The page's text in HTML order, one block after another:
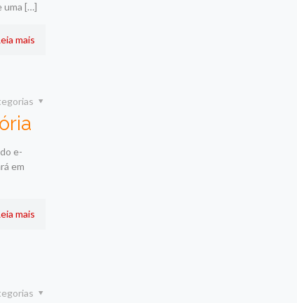
uma […]
mais
e-
em
mais